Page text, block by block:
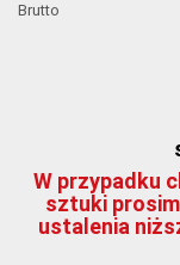
Brutto
W przypadku
sztuki
ustalenia